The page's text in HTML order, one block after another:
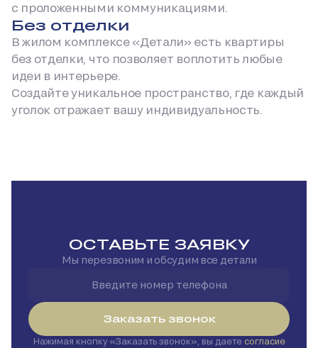
с проложенными коммуникациями.
Без отделки
В жилом комплексе «Детали» есть квартиры
без отделки, что позволяет воплотить любые
идеи в интерьере.
Создайте уникальное пространство, где каждый
уголок отражает вашу индивидуальность.
ОСТАВЬТЕ ЗАЯВКУ
Мы перезвоним и обсудим все детали
Заказать звонок
Нажимая кнопку Заказать звонок , вы даете согласие